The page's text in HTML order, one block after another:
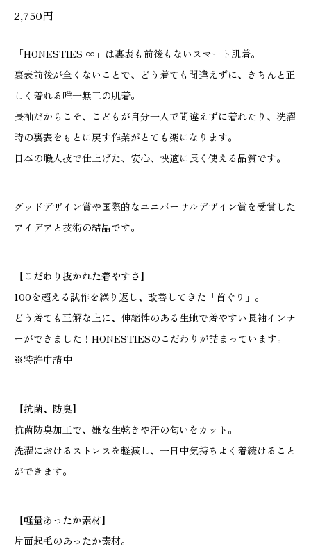
2,750円
「HONESTIES ∞」は裏表も前後もないスマート肌着。
裏表前後が全くないことで、どう着ても間違えずに、きちんと正
しく着れる唯一無二の肌着。
長袖だからこそ、こどもが自分一人で間違えずに着れたり、洗濯
時の裏表をもとに戻す作業がとても楽になります。
日本の職人技で仕上げた、安心、快適に長く使える品質です。
グッドデザイン賞や国際的なユニバーサルデザイン賞を受賞した
アイデアと技術の結晶です。
【こだわり抜かれた着やすさ】
100を超える試作を繰り返し、改善してきた「首ぐり」。
どう着ても正解な上に、伸縮性のある生地で着やすい長袖インナ
ーができました！HONESTIESのこだわりが詰まっています。
※特許申請中
【抗菌、防臭】
抗菌防臭加工で、嫌な生乾きや汗の匂いをカット。
洗濯におけるストレスを軽減し、一日中気持ちよく着続けること
ができます。
【軽量あったか素材】
片面起毛のあったか素材。